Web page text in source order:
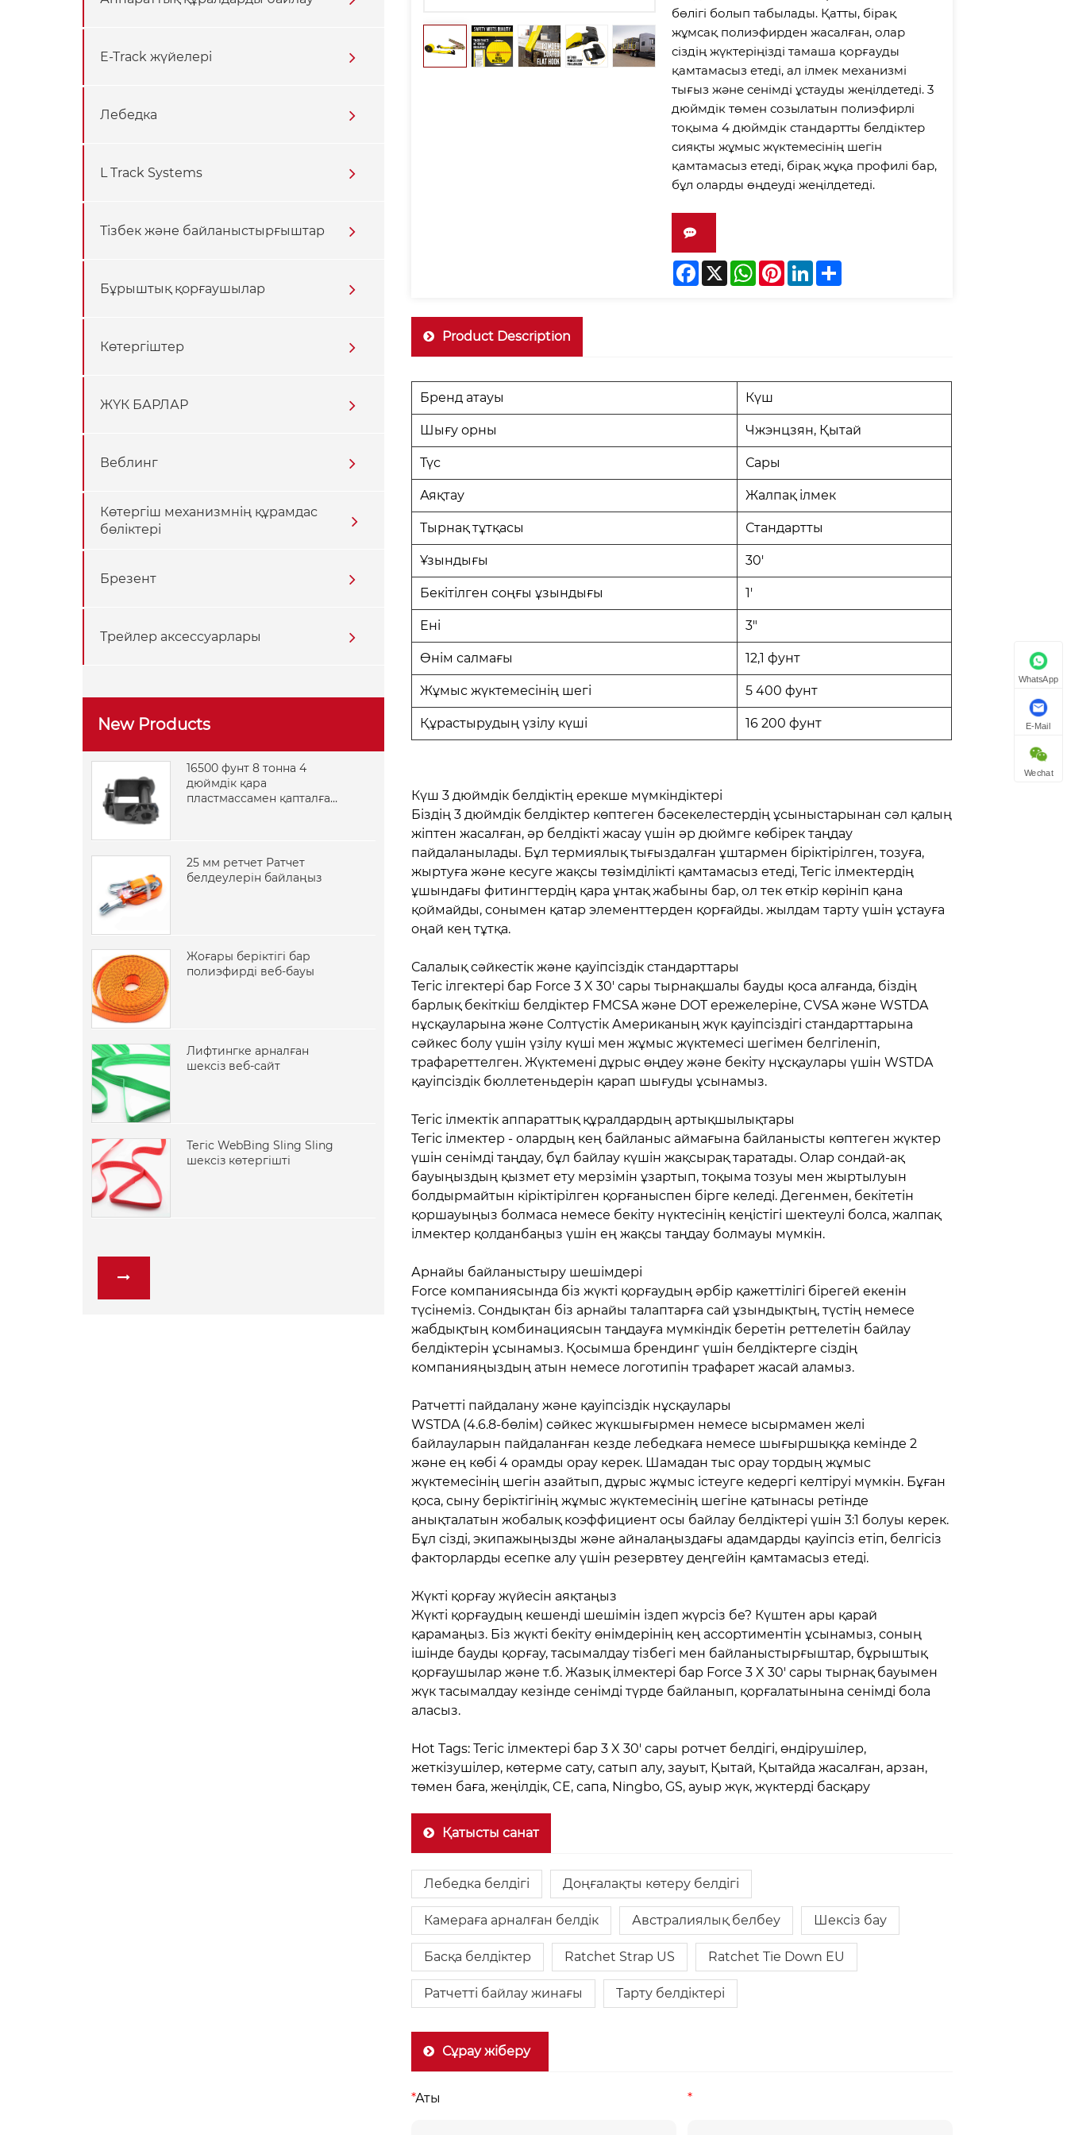
E-Track жүйелері
Лебедка
L Track Systems
Тізбек және байланыстырғыштар
Бұрыштық қорғаушылар
Көтергіштер
ЖҮК БАРЛАР
Веблинг
Көтергіш механизмнің құрамдас
бөліктері
Брезент
Трейлер аксессуарлары
New Products
16500 фунт 8 тонна 4
дюймдік қара
пластмассамен қапталған
25 мм ретчет Ратчет
белдеулерін байлаңыз
Жоғары беріктігі бар
полиэфирді веб-бауы
Лифтингке арналған
шексіз веб-сайт
Тегіс WebBing Sling Sling
шексіз көтергішті
бөлігі болып табылады. Қатты, бірақ
жұмсақ полиэфирден жасалған, олар
сіздің жүктеріңізді тамаша қорғауды
қамтамасыз етеді, ал ілмек механизмі
тығыз және сенімді ұстауды жеңілдетеді. 3
дюймдік төмен созылатын полиэфирлі
тоқыма 4 дюймдік стандартты белдіктер
сияқты жұмыс жүктемесінің шегін
қамтамасыз етеді, бірақ жұқа профилі бар,
бұл оларды өңдеуді жеңілдетеді.
Facebook
X WhatsApp
Pinterest
LinkedIn
Share
Product Description
Бренд атауы Күш
Шығу орны Чжэнцзян, Қытай
Түс Сары
Аяқтау Жалпақ ілмек
Тырнақ тұтқасы Стандартты
Ұзындығы 30'
Бекітілген соңғы ұзындығы 1'
Ені 3"
Өнім салмағы 12,1 фунт
Жұмыс жүктемесінің шегі 5 400 фунт
Құрастырудың үзілу күші 16 200 фунт
Күш 3 дюймдік белдіктің ерекше мүмкіндіктері
Біздің 3 дюймдік белдіктер көптеген бәсекелестердің ұсыныстарынан сәл қалың
жіптен жасалған, әр белдікті жасау үшін әр дюймге көбірек таңдау
пайдаланылады. Бұл термиялық тығыздалған ұштармен біріктірілген, тозуға,
жыртуға және кесуге жақсы төзімділікті қамтамасыз етеді, Тегіс ілмектердің
ұшындағы фитингтердің қара ұнтақ жабыны бар, ол тек өткір көрініп қана
қоймайды, сонымен қатар элементтерден қорғайды. жылдам тарту үшін ұстауға
оңай кең тұтқа.
Салалық сәйкестік және қауіпсіздік стандарттары
Тегіс ілгектері бар Force 3 X 30' сары тырнақшалы бауды қоса алғанда, біздің
барлық бекіткіш белдіктер FMCSA және DOT ережелеріне, CVSA және WSTDA
нұсқауларына және Солтүстік Американың жүк қауіпсіздігі стандарттарына
сәйкес болу үшін үзілу күші мен жұмыс жүктемесі шегімен белгіленіп,
трафареттелген. Жүктемені дұрыс өңдеу және бекіту нұсқаулары үшін WSTDA
қауіпсіздік бюллетеньдерін қарап шығуды ұсынамыз.
Тегіс ілмектік аппараттық құралдардың артықшылықтары
Тегіс ілмектер - олардың кең байланыс аймағына байланысты көптеген жүктер
үшін сенімді таңдау, бұл байлау күшін жақсырақ таратады. Олар сондай-ақ
бауыңыздың қызмет ету мерзімін ұзартып, тоқыма тозуы мен жыртылуын
болдырмайтын кіріктірілген қорғаныспен бірге келеді. Дегенмен, бекітетін
қоршауыңыз болмаса немесе бекіту нүктесінің кеңістігі шектеулі болса, жалпақ
ілмектер қолданбаңыз үшін ең жақсы таңдау болмауы мүмкін.
Арнайы байланыстыру шешімдері
Force компаниясында біз жүкті қорғаудың әрбір қажеттілігі бірегей екенін
түсінеміз. Сондықтан біз арнайы талаптарға сай ұзындықтың, түстің немесе
жабдықтың комбинациясын таңдауға мүмкіндік беретін реттелетін байлау
белдіктерін ұсынамыз. Қосымша брендинг үшін белдіктерге сіздің
компанияңыздың атын немесе логотипін трафарет жасай аламыз.
Ратчетті пайдалану және қауіпсіздік нұсқаулары
WSTDA (4.6.8-бөлім) сәйкес жүкшығырмен немесе ысырмамен желі
байлауларын пайдаланған кезде лебедкаға немесе шығыршыққа кемінде 2
және ең көбі 4 орамды орау керек. Шамадан тыс орау тордың жұмыс
жүктемесінің шегін азайтып, дұрыс жұмыс істеуге кедергі келтіруі мүмкін. Бұған
қоса, сыну беріктігінің жұмыс жүктемесінің шегіне қатынасы ретінде
анықталатын жобалық коэффициент осы байлау белдіктері үшін 3:1 болуы керек.
Бұл сізді, экипажыңызды және айналаңыздағы адамдарды қауіпсіз етіп, белгісіз
факторларды есепке алу үшін резервтеу деңгейін қамтамасыз етеді.
Жүкті қорғау жүйесін аяқтаңыз
Жүкті қорғаудың кешенді шешімін іздеп жүрсіз бе? Күштен ары қарай
қарамаңыз. Біз жүкті бекіту өнімдерінің кең ассортиментін ұсынамыз, соның
ішінде бауды қорғау, тасымалдау тізбегі мен байланыстырғыштар, бұрыштық
қорғаушылар және т.б. Жазық ілмектері бар Force 3 X 30' сары тырнақ бауымен
жүк тасымалдау кезінде сенімді түрде байланып, қорғалатынына сенімді бола
аласыз.
Hot Tags: Тегіс ілмектері бар 3 X 30' сары ротчет белдігі, өндірушілер,
жеткізушілер, көтерме сату, сатып алу, зауыт, Қытай, Қытайда жасалған, арзан,
төмен баға, жеңілдік, CE, сапа, Ningbo, GS, ауыр жүк, жүктерді басқару
Қатысты санат
Лебедка белдігі Доңғалақты көтеру белдігі
Камераға арналған белдік Австралиялық белбеу Шексіз бау
Басқа белдіктер Ratchet Strap US Ratchet Tie Down EU
Ратчетті байлау жинағы Тарту белдіктері
Сұрау жіберу
*Аты *
WhatsApp
E-Mail
Wechat